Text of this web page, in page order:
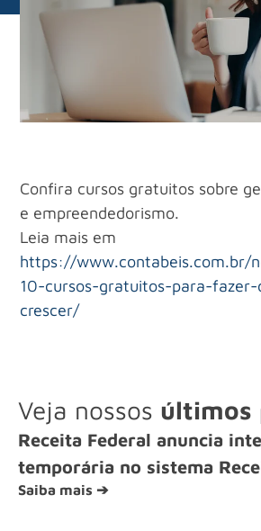
Confira cursos gratuitos sobre
e empreendedorismo.
Leia mais em
https://www.contabeis.com.br/
10-cursos-gratuitos-para-
crescer/
Veja nossos últimos
Receita Federal anuncia
temporária no sistema
Saiba mais ➔